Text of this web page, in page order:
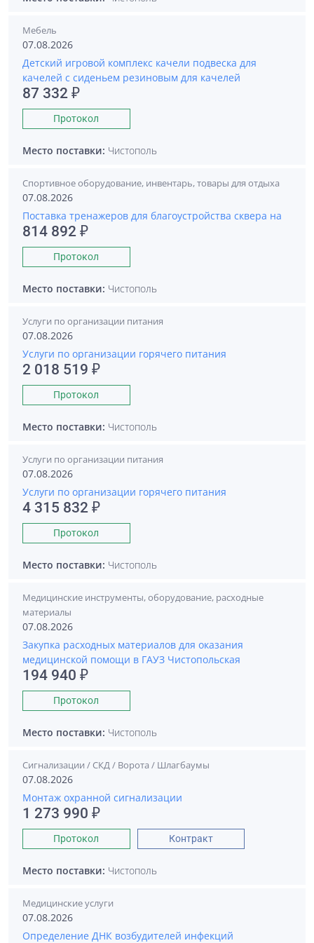
Мебель
07.08.2026
Детский игровой комплекс качели подвеска для
качелей с сиденьем резиновым для качелей
87 332 ₽
Протокол
Место поставки: Чистополь
Спортивное оборудование, инвентарь, товары для отдыха
07.08.2026
Поставка тренажеров для благоустройства сквера на
814 892 ₽
Протокол
Место поставки: Чистополь
Услуги по организации питания
07.08.2026
Услуги по организации горячего питания
2 018 519 ₽
Протокол
Место поставки: Чистополь
Услуги по организации питания
07.08.2026
Услуги по организации горячего питания
4 315 832 ₽
Протокол
Место поставки: Чистополь
Медицинские инструменты, оборудование, расходные
материалы
07.08.2026
Закупка расходных материалов для оказания
медицинской помощи в ГАУЗ Чистопольская
194 940 ₽
Протокол
Место поставки: Чистополь
Сигнализации / СКД / Ворота / Шлагбаумы
07.08.2026
Монтаж охранной сигнализации
1 273 990 ₽
Протокол Контракт
Место поставки: Чистополь
Медицинские услуги
07.08.2026
Определение ДНК возбудителей инфекций